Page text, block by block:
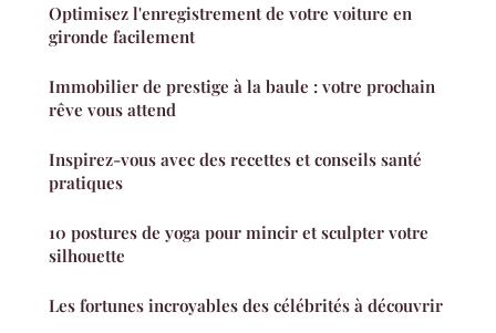
Optimisez l'enregistrement de votre voiture en
gironde facilement
Immobilier de prestige à la baule : votre prochain
rêve vous attend
Inspirez-vous avec des recettes et conseils santé
pratiques
10 postures de yoga pour mincir et sculpter votre
silhouette
Les fortunes incroyables des célébrités à découvrir